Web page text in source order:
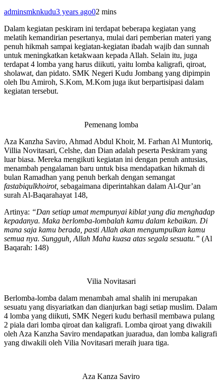
adminsmknkudu3 years ago02 mins
Dalam kegiatan peskiram ini terdapat beberapa kegiatan yang
melatih kemandirian pesertanya, mulai dari pemberian materi yang
penuh hikmah sampai kegiatan-kegiatan ibadah wajib dan sunnah
untuk meningkatkan ketakwaan kepada Allah. Selain itu, juga
terdapat 4 lomba yang harus diikuti, yaitu lomba kaligrafi, qiroat,
sholawat, dan pidato. SMK Negeri Kudu Jombang yang dipimpin
oleh Ibu Amiroh, S.Kom, M.Kom juga ikut berpartisipasi dalam
kegiatan tersebut.
Pemenang lomba
Aza Kanzha Saviro, Ahmad Abdul Khoir, M. Farhan Al Muntoriq,
Villia Novitasari, Celshe, dan Dian adalah peserta Peskiram yang
luar biasa. Mereka mengikuti kegiatan ini dengan penuh antusias,
menambah pengalaman baru untuk bisa mendapatkan hikmah di
bulan Ramadhan yang penuh berkah dengan semangat
fastabiqulkhoirot, sebagaimana diperintahkan dalam Al-Qur’an
surah Al-Baqarahayat 148,
Artinya: “Dan setiap umat mempunyai kiblat yang dia menghadap
kepadanya. Maka berlomba-lombalah kamu dalam kebaikan. Di
mana saja kamu berada, pasti Allah akan mengumpulkan kamu
semua nya. Sungguh, Allah Maha kuasa atas segala sesuatu.” (Al
Baqarah: 148)
Vilia Novitasari
Berlomba-lomba dalam menambah amal shalih ini merupakan
sesuatu yang disyariatkan dan dianjurkan bagi setiap muslim. Dalam
4 lomba yang diikuti, SMK Negeri kudu berhasil membawa pulang
2 piala dari lomba qiroat dan kaligrafi. Lomba qiroat yang diwakili
oleh Aza Kanzha Saviro mendapatkan juaradua, dan lomba kaligrafi
yang diwakili oleh Vilia Novitasari meraih juara tiga.
Aza Kanza Saviro